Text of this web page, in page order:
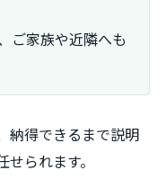
ご家族や近隣へも
納得できるまで説明
られます。